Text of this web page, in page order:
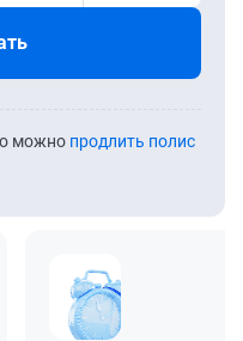
можно продлить полис